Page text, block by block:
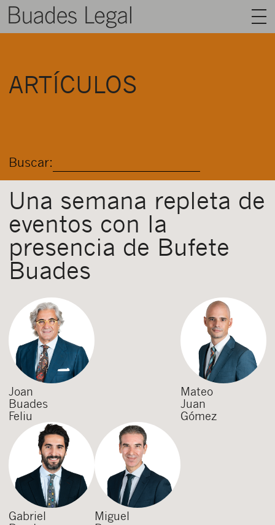
CONTACTO
ARTÍCULOS
Buscar:
Una semana repleta de
eventos con la
presencia de Bufete
Buades
Joan
Buades
Feliu
Mateo
Juan
Gómez
Gabriel
Miguel